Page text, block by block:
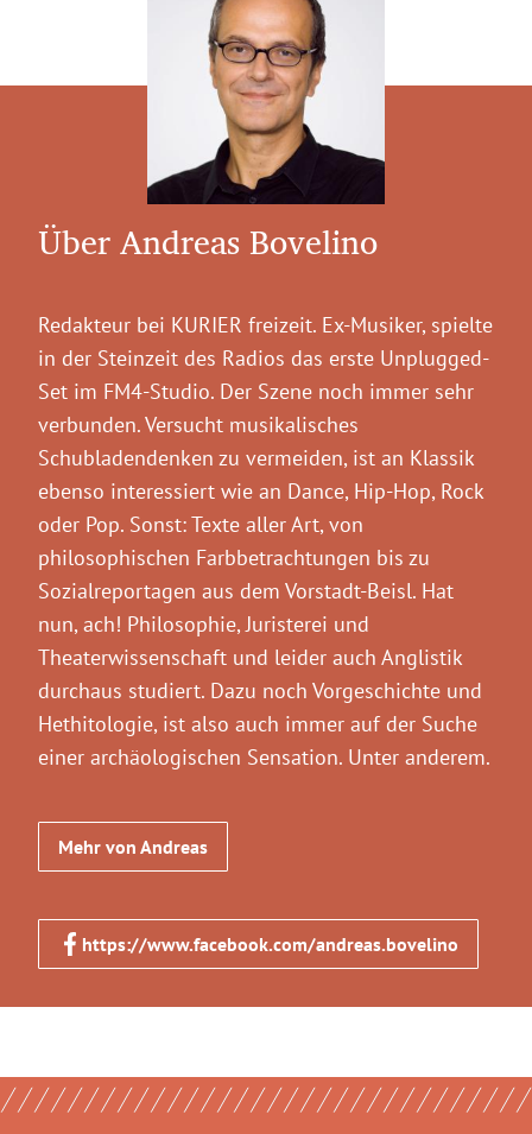
Über Andreas Bovelino
Redakteur bei KURIER freizeit. Ex-Musiker, spielte
in der Steinzeit des Radios das erste Unplugged-
Set im FM4-Studio. Der Szene noch immer sehr
verbunden. Versucht musikalisches
Schubladendenken zu vermeiden, ist an Klassik
ebenso interessiert wie an Dance, Hip-Hop, Rock
oder Pop. Sonst: Texte aller Art, von
philosophischen Farbbetrachtungen bis zu
Sozialreportagen aus dem Vorstadt-Beisl. Hat
nun, ach! Philosophie, Juristerei und
Theaterwissenschaft und leider auch Anglistik
durchaus studiert. Dazu noch Vorgeschichte und
Hethitologie, ist also auch immer auf der Suche
einer archäologischen Sensation. Unter anderem.
Mehr von Andreas
https://www.facebook.com/andreas.bovelino